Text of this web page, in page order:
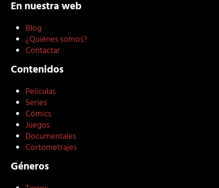
En nuestra web
Blog
¿Quiénes somos?
Contactar
Contenidos
Películas
Series
Cómics
Juegos
Documentales
Cortometrajes
Géneros